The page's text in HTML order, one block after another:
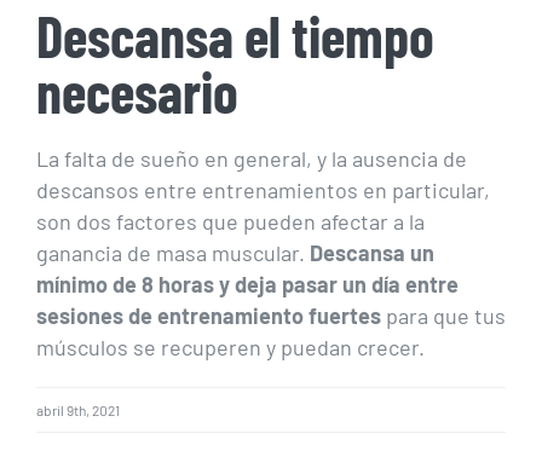
Descansa el tiempo
necesario
La falta de sueño en general, y la ausencia de
descansos entre entrenamientos en particular,
son dos factores que pueden afectar a la
ganancia de masa muscular. Descansa un
mínimo de 8 horas y deja pasar un día entre
sesiones de entrenamiento fuertes para que tus
músculos se recuperen y puedan crecer.
abril 9th, 2021